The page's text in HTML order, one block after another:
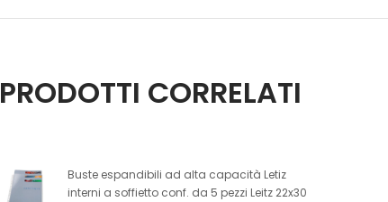
PRODOTTI CORRELATI
Buste espandibili ad alta capacità Letiz
interni a soffietto conf. da 5 pezzi Leitz 22x30